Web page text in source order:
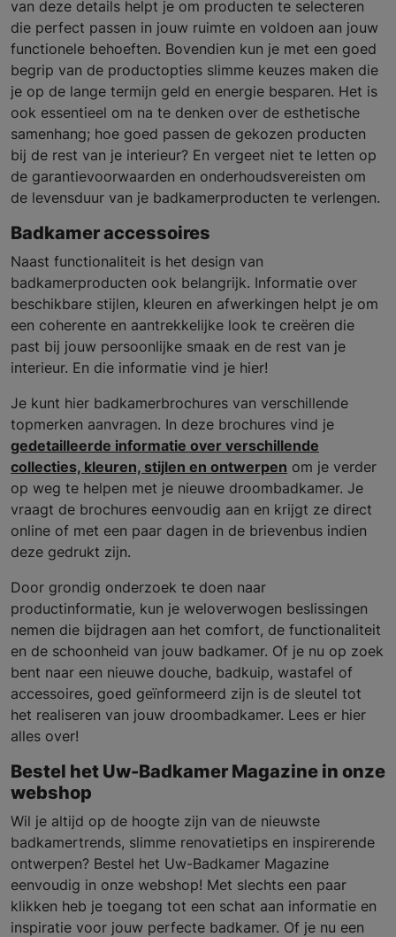
van deze details helpt je om producten te selecteren
die perfect passen in jouw ruimte en voldoen aan jouw
functionele behoeften. Bovendien kun je met een goed
begrip van de productopties slimme keuzes maken die
je op de lange termijn geld en energie besparen. Het is
ook essentieel om na te denken over de esthetische
samenhang; hoe goed passen de gekozen producten
bij de rest van je interieur? En vergeet niet te letten op
de garantievoorwaarden en onderhoudsvereisten om
de levensduur van je badkamerproducten te verlengen.
Badkamer accessoires
Naast functionaliteit is het design van
badkamerproducten ook belangrijk. Informatie over
beschikbare stijlen, kleuren en afwerkingen helpt je om
een coherente en aantrekkelijke look te creëren die
past bij jouw persoonlijke smaak en de rest van je
interieur. En die informatie vind je hier!
Je kunt hier badkamerbrochures van verschillende
topmerken aanvragen. In deze brochures vind je
gedetailleerde informatie over verschillende
collecties, kleuren, stijlen en ontwerpen om je verder
op weg te helpen met je nieuwe droombadkamer. Je
vraagt de brochures eenvoudig aan en krijgt ze direct
online of met een paar dagen in de brievenbus indien
deze gedrukt zijn.
Door grondig onderzoek te doen naar
productinformatie, kun je weloverwogen beslissingen
nemen die bijdragen aan het comfort, de functionaliteit
en de schoonheid van jouw badkamer. Of je nu op zoek
bent naar een nieuwe douche, badkuip, wastafel of
accessoires, goed geïnformeerd zijn is de sleutel tot
het realiseren van jouw droombadkamer. Lees er hier
alles over!
Bestel het Uw-Badkamer Magazine in onze
webshop
Wil je altijd op de hoogte zijn van de nieuwste
badkamertrends, slimme renovatietips en inspirerende
ontwerpen? Bestel het Uw-Badkamer Magazine
eenvoudig in onze webshop! Met slechts een paar
klikken heb je toegang tot een schat aan informatie en
inspiratie voor jouw perfecte badkamer. Of je nu een